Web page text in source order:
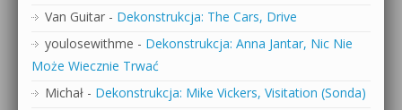
Van Guitar - Dekonstrukcja: The Cars, Drive
youlosewithme - Dekonstrukcja: Anna Jantar, Nic Nie
Może Wiecznie Trwać
Michał - Dekonstrukcja: Mike Vickers, Visitation (Sonda)